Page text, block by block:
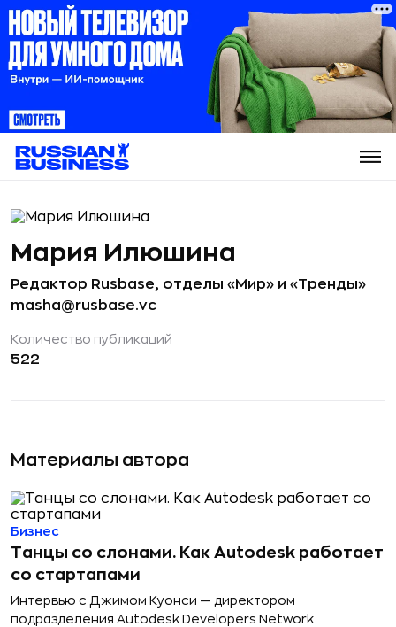
Материалы автора
Танцы со слонами. Как Autodesk работает
со стартапами
Интервью с Джимом Куонси — директором
подразделения Autodesk Developers Network
Бизнес
Мария Илюшина
Редактор Rusbase, отделы «Мир» и «Тренды»
masha@rusbase.vc
Количество публикаций
522